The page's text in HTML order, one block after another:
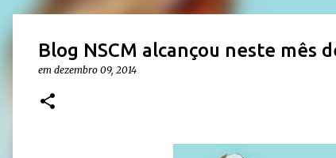
Blog NSCM alcançou neste mês
em dezembro 09, 2014